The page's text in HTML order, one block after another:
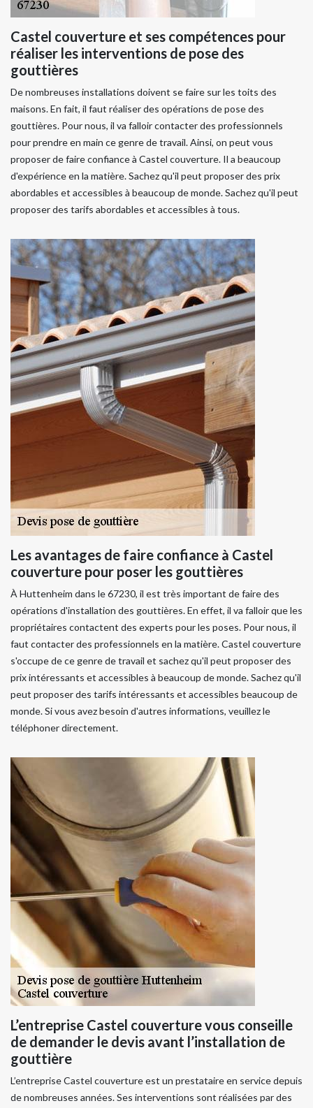
Castel couverture et ses compétences pour
réaliser les interventions de pose des
gouttières
De nombreuses installations doivent se faire sur les toits des
maisons. En fait, il faut réaliser des opérations de pose des
gouttières. Pour nous, il va falloir contacter des professionnels
pour prendre en main ce genre de travail. Ainsi, on peut vous
proposer de faire confiance à Castel couverture. Il a beaucoup
d'expérience en la matière. Sachez qu'il peut proposer des prix
abordables et accessibles à beaucoup de monde. Sachez qu'il peut
proposer des tarifs abordables et accessibles à tous.
Les avantages de faire confiance à Castel
couverture pour poser les gouttières
À Huttenheim dans le 67230, il est très important de faire des
opérations d'installation des gouttières. En effet, il va falloir que les
propriétaires contactent des experts pour les poses. Pour nous, il
faut contacter des professionnels en la matière. Castel couverture
s'occupe de ce genre de travail et sachez qu'il peut proposer des
prix intéressants et accessibles à beaucoup de monde. Sachez qu'il
peut proposer des tarifs intéressants et accessibles beaucoup de
monde. Si vous avez besoin d'autres informations, veuillez le
téléphoner directement.
L’entreprise Castel couverture vous conseille
de demander le devis avant l’installation de
gouttière
L’entreprise Castel couverture est un prestataire en service depuis
de nombreuses années. Ses interventions sont réalisées par des